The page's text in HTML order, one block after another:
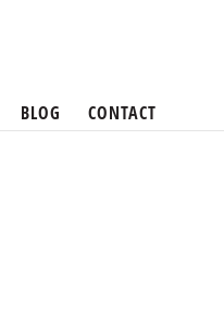
BLOG CONTACT